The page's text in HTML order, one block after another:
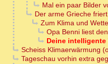
Mal ein paar Bilder
Der arme Grieche
Zum Klima und
Opa Benni liest
Deine
Scheiss Klimaerwärmung
Tageschau vorhin extra